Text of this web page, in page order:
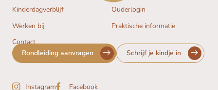
Kinderdagverblijf
Werken bij
Contact
Ouderlogin
Praktische informatie
Rondleiding aanvragen Schrijf je kindje in
Instagram Facebook